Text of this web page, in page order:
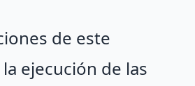
de este
ejecución de las